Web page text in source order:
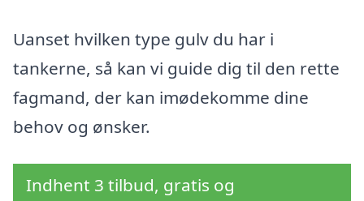
Uanset hvilken type gulv du har i
tankerne, så kan vi guide dig til den rette
fagmand, der kan imødekomme dine
behov og ønsker.
Indhent 3 tilbud, gratis og